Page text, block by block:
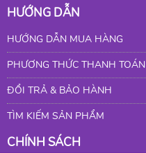
HƯỚNG DẪN
HƯỚNG DẪN MUA HÀNG
PHƯƠNG THỨC THANH TOÁN
ĐỔI TRẢ & BẢO HÀNH
TÌM KIẾM SẢN PHẨM
CHÍNH SÁCH